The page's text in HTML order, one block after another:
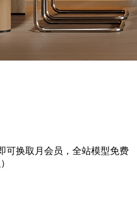
可换取月会员，全站模型免费